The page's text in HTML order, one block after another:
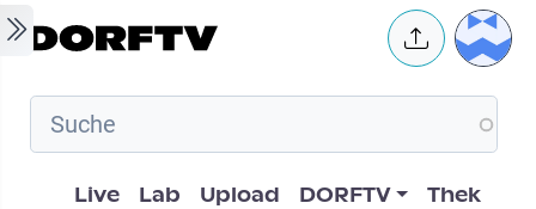
Skip to main content User
Hauptnavigation
Live Lab Upload DORFTV Thek